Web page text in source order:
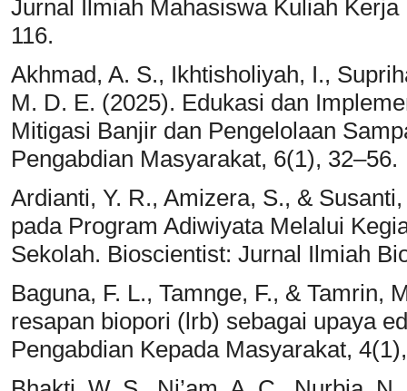
Jurnal Ilmiah Mahasiswa Kuliah
116.
Akhmad, A. S., Ikhtisholiyah, I.,
M. D. E. (2025). Edukasi dan
Mitigasi Banjir dan Pengelolaan
Pengabdian Masyarakat, 6(1), 32–56.
Ardianti, Y. R., Amizera, S., &
pada Program Adiwiyata Melalui
Sekolah. Bioscientist: Jurnal Ilmiah
Baguna, F. L., Tamnge, F., & Tamrin,
resapan biopori (lrb) sebagai upaya
Pengabdian Kepada Masyarakat,